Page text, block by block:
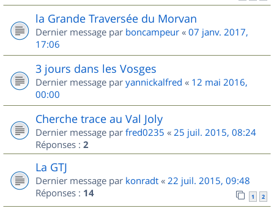
la Grande Traversée du Morvan
Dernier message par boncampeur « 07 janv. 2017,
17:06
3 jours dans les Vosges
Dernier message par yannickalfred « 12 mai 2016,
00:00
Cherche trace au Val Joly
Dernier message par fred0235 « 25 juil. 2015, 08:24
Réponses : 2
La GTJ
Dernier message par konradt « 22 juil. 2015, 09:48
Réponses : 14 1 2